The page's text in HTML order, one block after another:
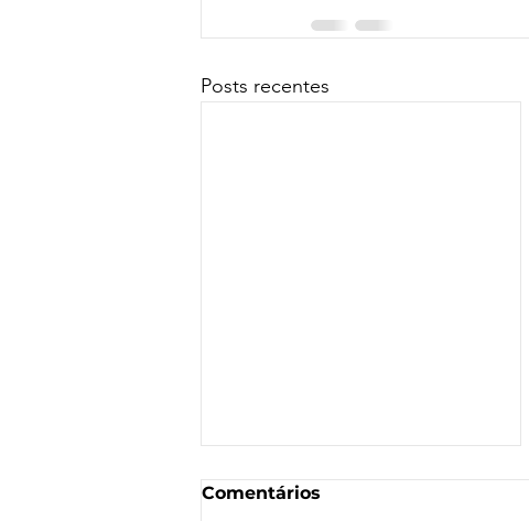
Posts recentes
Comentários